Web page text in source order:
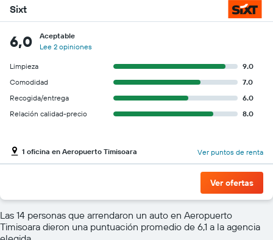
Sixt
6,0
Aceptable
Lee 2 opiniones
Limpieza
9.0
Comodidad
7.0
Recogida/entrega
6.0
Relación calidad-precio
8.0
1 oficina en Aeropuerto Timisoara Ver puntos de renta
Ver ofertas
Las 14 personas que arrendaron un auto en Aeropuerto
Timisoara dieron una puntuación promedio de 6,1 a la agencia